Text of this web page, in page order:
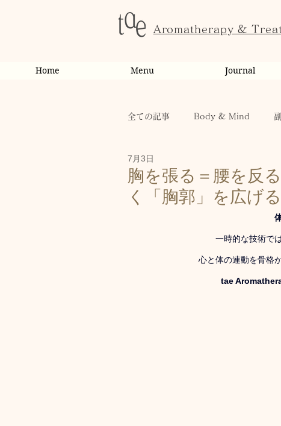
Aromatherapy &
Home Menu Journal
全ての記事 Body & Mind
お客様の変化・ご感想
からだ
キャンペーン
妊娠
胸を張る＝腰を反
く「胸郭」を広げ
7月3日
一時的な技術で
心と体の連動を骨格
tae